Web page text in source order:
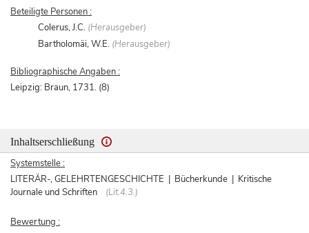
Beteiligte Personen :
Colerus, J.C. (Herausgeber)
Bartholomäi, W.E. (Herausgeber)
Bibliographische Angaben :
Leipzig: Braun, 1731. (8)
Inhaltserschließung
Systemstelle :
LITERÄR-, GELEHRTENGESCHICHTE | Bücherkunde | Kritische
Journale und Schriften
(Lit.4.3.)
Bewertung :